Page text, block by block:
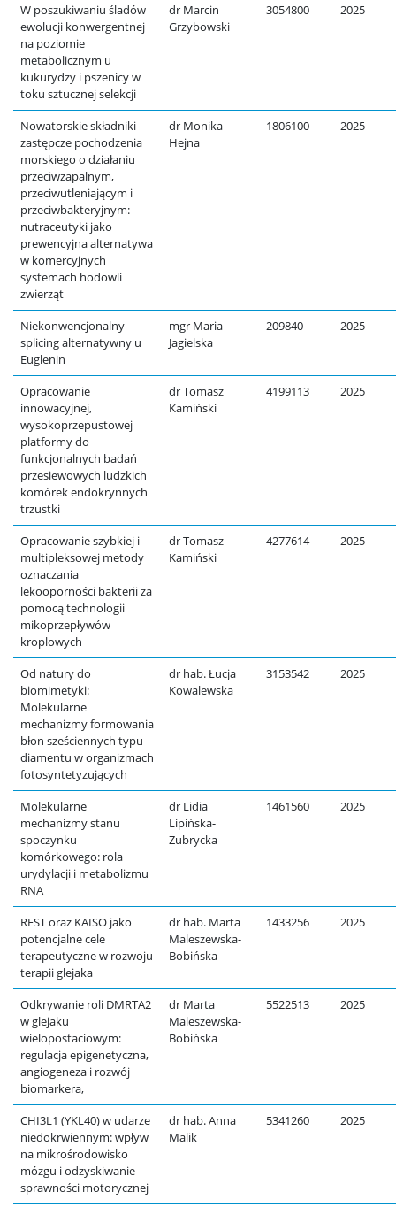
W poszukiwaniu śladów
ewolucji konwergentnej
na poziomie
metabolicznym u
kukurydzy i pszenicy w
toku sztucznej selekcji
dr Marcin
Grzybowski
3054800 2025
Nowatorskie składniki
zastępcze pochodzenia
morskiego o działaniu
przeciwzapalnym,
przeciwutleniającym i
przeciwbakteryjnym:
nutraceutyki jako
prewencyjna alternatywa
w komercyjnych
systemach hodowli
zwierząt
dr Monika
Hejna
1806100 2025
Niekonwencjonalny
splicing alternatywny u
Euglenin
mgr Maria
Jagielska
209840 2025
Opracowanie
innowacyjnej,
wysokoprzepustowej
platformy do
funkcjonalnych badań
przesiewowych ludzkich
komórek endokrynnych
trzustki
dr Tomasz
Kamiński
4199113 2025
Opracowanie szybkiej i
multipleksowej metody
oznaczania
lekooporności bakterii za
pomocą technologii
mikoprzepływów
kroplowych
dr Tomasz
Kamiński
4277614 2025
Od natury do
biomimetyki:
Molekularne
mechanizmy formowania
błon sześciennych typu
diamentu w organizmach
fotosyntetyzujących
dr hab. Łucja
Kowalewska
3153542 2025
Molekularne
mechanizmy stanu
spoczynku
komórkowego: rola
urydylacji i metabolizmu
RNA
dr Lidia
Lipińska-
Zubrycka
1461560 2025
REST oraz KAISO jako
potencjalne cele
terapeutyczne w rozwoju
terapii glejaka
dr hab. Marta
Maleszewska-
Bobińska
1433256 2025
Odkrywanie roli DMRTA2
w glejaku
wielopostaciowym:
regulacja epigenetyczna,
angiogeneza i rozwój
biomarkera,
dr Marta
Maleszewska-
Bobińska
5522513 2025
CHI3L1 (YKL40) w udarze
niedokrwiennym: wpływ
na mikrośrodowisko
mózgu i odzyskiwanie
sprawności motorycznej
dr hab. Anna
Malik
5341260 2025